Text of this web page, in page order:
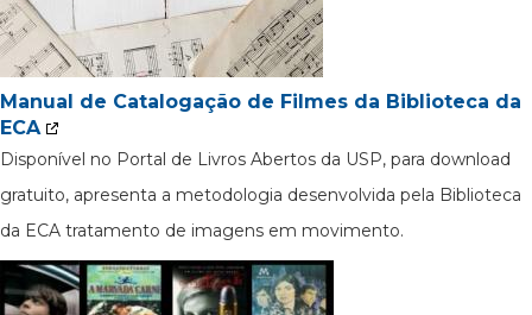
Manual de Catalogação de Filmes da Biblioteca da
ECA
Disponível no Portal de Livros Abertos da USP, para download
gratuito, apresenta a metodologia desenvolvida pela Biblioteca
da ECA tratamento de imagens em movimento.